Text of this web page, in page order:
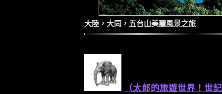
大陸，大同，五台山美麗風景之旅
（太郎的旅遊世界！世